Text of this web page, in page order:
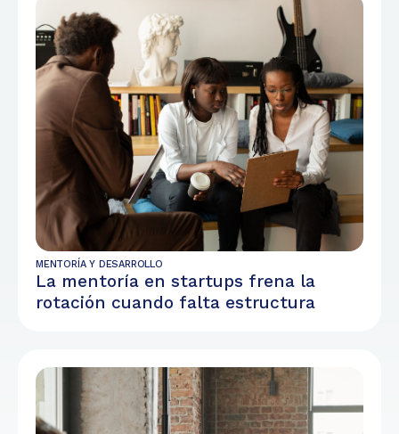
MENTORÍA Y DESARROLLO
La mentoría en startups frena la
rotación cuando falta estructura